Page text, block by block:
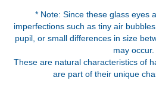
* Note: Since these glass eyes
imperfections such as tiny air
pupil, or small differences in size
may occur.
These are natural characteristics of